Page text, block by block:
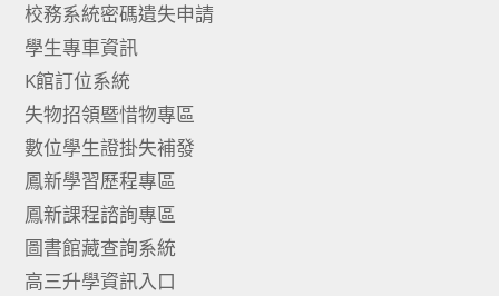
校務系統密碼遺失申請
學生專車資訊
K館訂位系統
失物招領暨惜物專區
數位學生證掛失補發
鳳新學習歷程專區
鳳新課程諮詢專區
圖書館藏查詢系統
高三升學資訊入口